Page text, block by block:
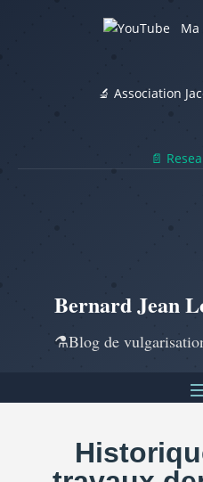
🔬 Association
📄
Bernard Jean
⚗️Blog de